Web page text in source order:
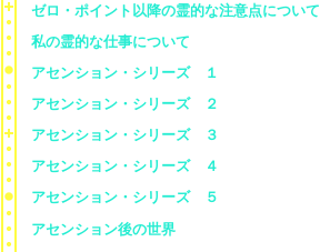
ゼロ・ポイント以降の霊的な注意点について
私の霊的な仕事について
アセンション・シリーズ １
アセンション・シリーズ ２
アセンション・シリーズ ３
アセンション・シリーズ ４
アセンション・シリーズ ５
アセンション後の世界